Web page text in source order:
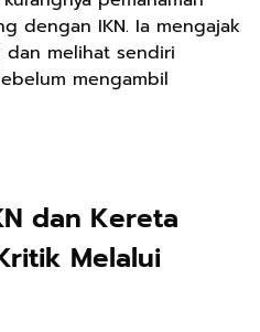
dengan IKN. Ia mengajak
dan melihat sendiri
mengambil
dan Kereta
Melalui